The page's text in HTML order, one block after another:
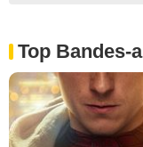
Top Bandes-